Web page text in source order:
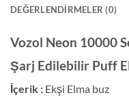
DEĞERLENDIRMELER (0)
Vozol Neon 10000
Şarj Edilebilir Puff
İçerik : Ekşi Elma buz